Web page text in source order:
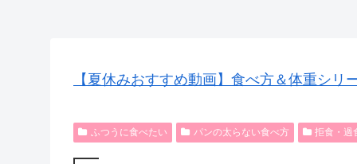
【夏休みおすすめ動画】食べ方＆体重シリ
ふつうに食べたい パンの太らない食べ方 拒食・過